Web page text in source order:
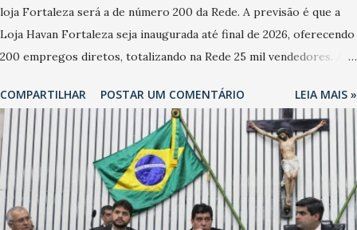
loja Fortaleza será a de número 200 da Rede. A previsão é que a
Loja Havan Fortaleza seja inaugurada até final de 2026, oferecendo
200 empregos diretos, totalizando na Rede 25 mil vendedores. A
oficialmente, mas fontes extraoficiais indicam, que será na Avenida
Washington Soares-Messejana. Uma coisa é certa: será a maior
loja Havan do Brasil.
COMPARTILHAR POSTAR UM COMENTÁRIO LEIA MAIS »